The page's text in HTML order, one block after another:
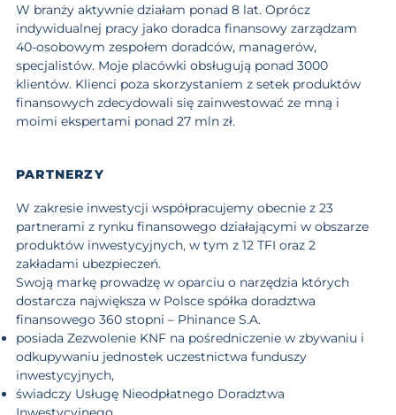
W branży aktywnie działam ponad 8 lat. Oprócz
indywidualnej pracy jako doradca finansowy zarządzam
40-osobowym zespołem doradców, managerów,
specjalistów. Moje placówki obsługują ponad 3000
klientów. Klienci poza skorzystaniem z setek produktów
finansowych zdecydowali się zainwestować ze mną i
moimi ekspertami ponad 27 mln zł.
PARTNERZY
W zakresie inwestycji współpracujemy obecnie z 23
partnerami z rynku finansowego działającymi w obszarze
produktów inwestycyjnych, w tym z 12 TFI oraz 2
zakładami ubezpieczeń.
Swoją markę prowadzę w oparciu o narzędzia których
dostarcza największa w Polsce spółka doradztwa
finansowego 360 stopni – Phinance S.A.
posiada Zezwolenie KNF na pośredniczenie w zbywaniu i
odkupywaniu jednostek uczestnictwa funduszy
inwestycyjnych,
świadczy Usługę Nieodpłatnego Doradztwa